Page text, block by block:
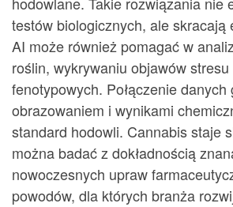
testów biologicznych, ale skracają
AI może również pomagać w
roślin, wykrywaniu objawów
fenotypowych. Połączenie
obrazowaniem i wynikami
standard hodowli. Cannabis staje
można badać z dokładnością
nowoczesnych upraw
powodów, dla których branża